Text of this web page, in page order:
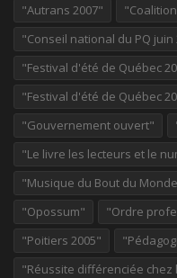
"Autrans 2007"
"Conseil national du PQ juin
"Festival d'été de Québec
"Festival d'été de Québec
"Gouvernement ouvert"
"Le livre les lecteurs et le
"Musique du Bout du
"Opossum"
"Ordre
"Poitiers 2005"
"Réussite différenciée